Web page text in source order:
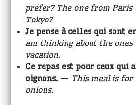
prefer? The one from
Tokyo?
Je pense à celles qui sont
am thinking about the ones
vacation.
Ce repas est pour ceux qui
oignons. — This meal is for
onions.